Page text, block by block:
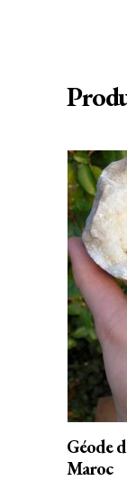
Géode
Maroc